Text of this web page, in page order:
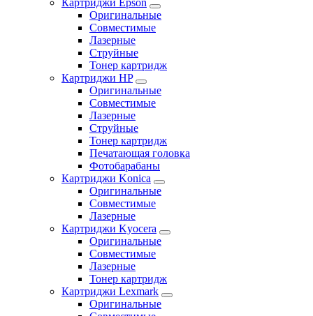
Картриджи Epson
Оригинальные
Совместимые
Лазерные
Струйные
Тонер картридж
Картриджи HP
Оригинальные
Совместимые
Лазерные
Струйные
Тонер картридж
Печатающая головка
Фотобарабаны
Картриджи Konica
Оригинальные
Совместимые
Лазерные
Картриджи Kyocera
Оригинальные
Совместимые
Лазерные
Тонер картридж
Картриджи Lexmark
Оригинальные